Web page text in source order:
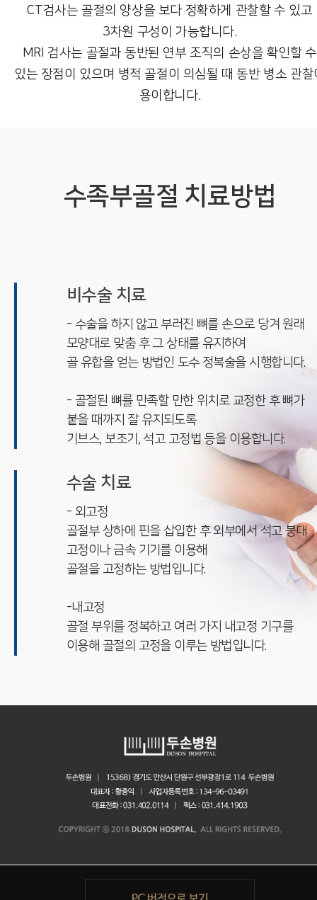
CT검사는 골절의 양상을 보다 정확하게 관찰할 수 있고
3차원 구성이 가능합니다.
MRI 검사는 골절과 동반된 연부 조직의 손상을 확인할 수
있는 장점이 있으며 병적 골절이 의심될 때 동반 병소 관찰
용이합니다.
수족부골절 치료방법
비수술 치료
- 수술을 하지 않고 부러진 뼈를 손으로 당겨 원래
모양대로 맞춤 후 그 상태를 유지하여
골 유합을 얻는 방법인 도수 정복술을 시행합니다.
- 골절된 뼈를 만족할 만한 위치로 교정한 후 뼈가
붙을 때까지 잘 유지되도록
기브스, 보조기, 석고 고정법 등을 이용합니다.
수술 치료
- 외고정
골절부 상하에 핀을 삽입한 후 외부에서 석고 붕대
고정이나 금속 기기를 이용해
골절을 고정하는 방법입니다.
-내고정
골절 부위를 정복하고 여러 가지 내고정 기구를
이용해 골절의 고정을 이루는 방법입니다.